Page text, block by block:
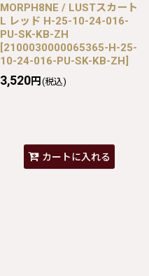
MORPH8NE / LUSTスカート
L レッド H-25-10-24-016-
PU-SK-KB-ZH
[2100030000065365-H-25-
10-24-016-PU-SK-KB-ZH]
3,520円 (税込)
カートに入れる